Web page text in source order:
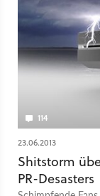
114
23.06.2013
Shitstorm
PR-Desasters